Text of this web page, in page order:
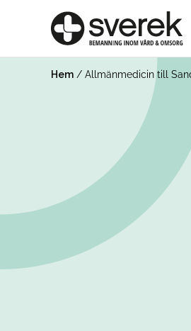
Hem / Allmänmedicin till